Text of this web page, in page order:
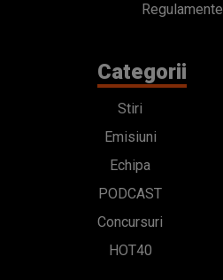
Regulamente
Categorii
Stiri
Emisiuni
Echipa
PODCAST
Concursuri
HOT40